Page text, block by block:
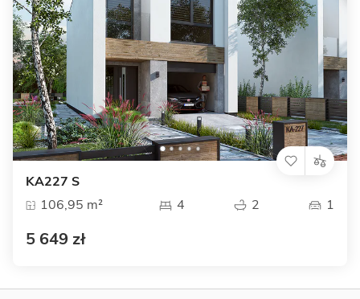
KA227 S
106,95 m²
4 2 1
5 649 zł